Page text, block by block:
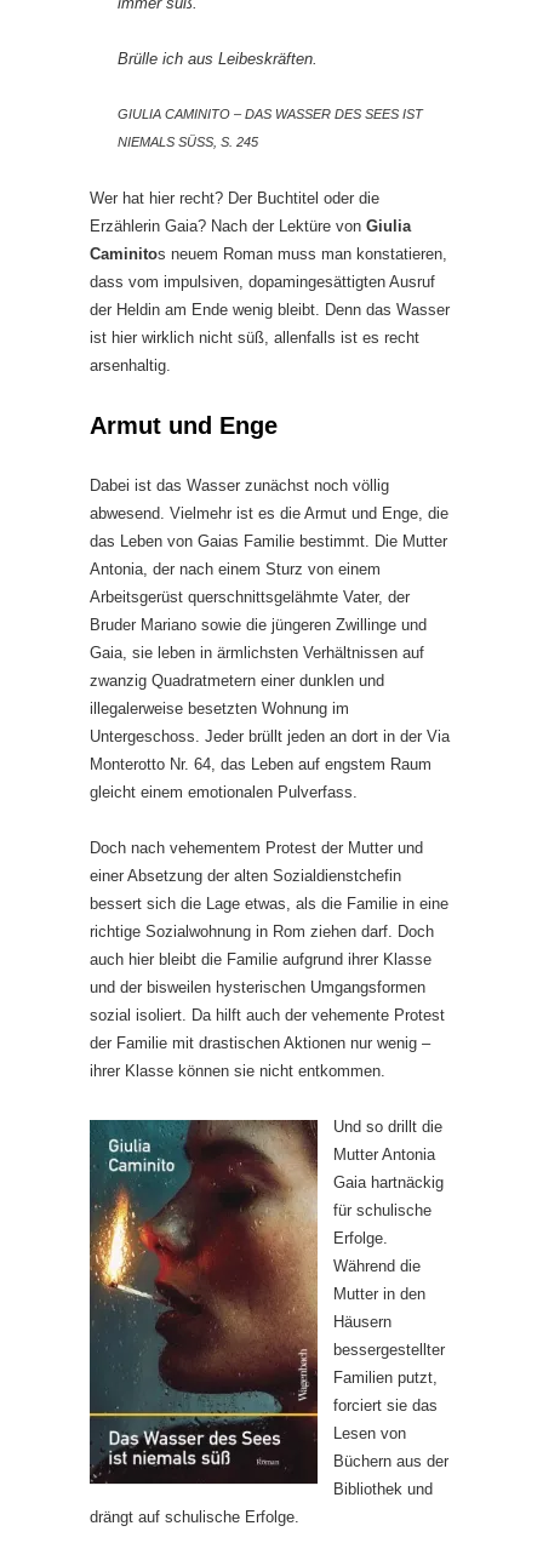
Brülle ich aus Leibeskräften.
GIULIA CAMINITO – DAS WASSER DES SEES IST
NIEMALS SÜSS, S. 245
Wer hat hier recht? Der Buchtitel oder die
Erzählerin Gaia? Nach der Lektüre von Giulia
Caminitos neuem Roman muss man konstatieren,
dass vom impulsiven, dopamingesättigten Ausruf
der Heldin am Ende wenig bleibt. Denn das Wasser
ist hier wirklich nicht süß, allenfalls ist es recht
arsenhaltig.
Armut und Enge
Dabei ist das Wasser zunächst noch völlig
abwesend. Vielmehr ist es die Armut und Enge, die
das Leben von Gaias Familie bestimmt. Die Mutter
Antonia, der nach einem Sturz von einem
Arbeitsgerüst querschnittsgelähmte Vater, der
Bruder Mariano sowie die jüngeren Zwillinge und
Gaia, sie leben in ärmlichsten Verhältnissen auf
zwanzig Quadratmetern einer dunklen und
illegalerweise besetzten Wohnung im
Untergeschoss. Jeder brüllt jeden an dort in der Via
Monterotto Nr. 64, das Leben auf engstem Raum
gleicht einem emotionalen Pulverfass.
Doch nach vehementem Protest der Mutter und
einer Absetzung der alten Sozialdienstchefin
bessert sich die Lage etwas, als die Familie in eine
richtige Sozialwohnung in Rom ziehen darf. Doch
auch hier bleibt die Familie aufgrund ihrer Klasse
und der bisweilen hysterischen Umgangsformen
sozial isoliert. Da hilft auch der vehemente Protest
der Familie mit drastischen Aktionen nur wenig –
ihrer Klasse können sie nicht entkommen.
Und so drillt die
Mutter Antonia
Gaia hartnäckig
für schulische
Erfolge.
Während die
Mutter in den
Häusern
bessergestellter
Familien putzt,
forciert sie das
Lesen von
Büchern aus der
Bibliothek und
drängt auf schulische Erfolge.